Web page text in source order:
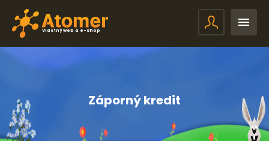
Vlastný web a e-shop
Záporný kredit